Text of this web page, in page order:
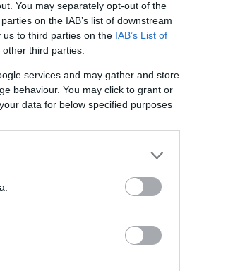
You may separately opt-out of the
on the IAB’s list of downstream
to third parties on the IAB’s List of
third parties.
services and may gather and store
behaviour. You may click to grant or
data for below specified purposes
KIRAKAT